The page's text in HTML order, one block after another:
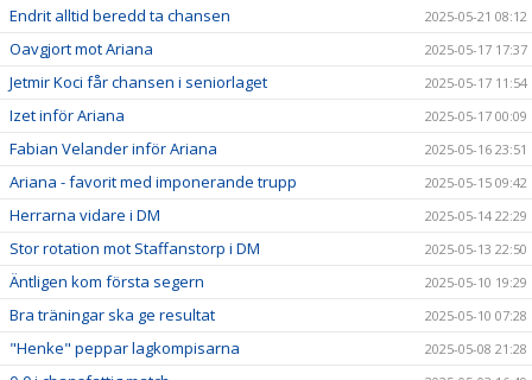
Endrit alltid beredd ta chansen 2025-05-21 08:12
Oavgjort mot Ariana 2025-05-17 17:37
Jetmir Koci får chansen i seniorlaget 2025-05-17 11:54
Izet inför Ariana 2025-05-17 00:09
Fabian Velander inför Ariana 2025-05-16 23:51
Ariana - favorit med imponerande trupp 2025-05-15 09:42
Herrarna vidare i DM 2025-05-14 22:29
Stor rotation mot Staffanstorp i DM 2025-05-13 22:50
Äntligen kom första segern 2025-05-10 19:29
Bra träningar ska ge resultat 2025-05-10 07:28
"Henke" peppar lagkompisarna 2025-05-08 21:28